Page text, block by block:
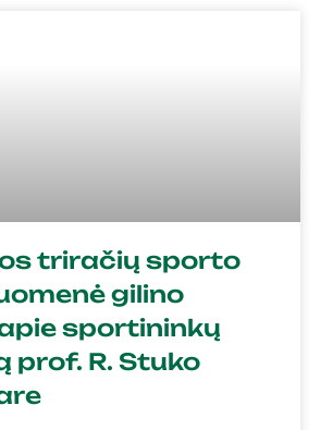
triračių sporto
gilino
sportininkų
prof. R. Stuko